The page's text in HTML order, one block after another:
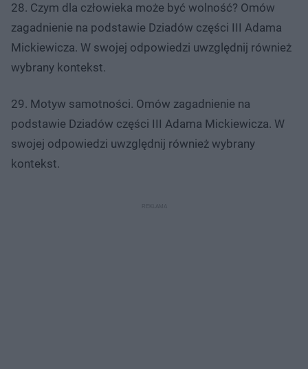
28. Czym dla człowieka może być wolność? Omów
zagadnienie na podstawie Dziadów części III Adama
Mickiewicza. W swojej odpowiedzi uwzględnij również
wybrany kontekst.
29. Motyw samotności. Omów zagadnienie na
podstawie Dziadów części III Adama Mickiewicza. W
swojej odpowiedzi uwzględnij również wybrany
kontekst.